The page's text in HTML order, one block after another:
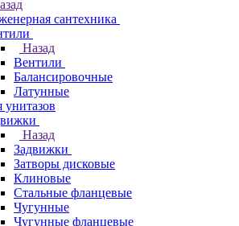
сантехника
Назад
Вентили
Балансировочные
Латунные
унитазов
Назад
Задвижки
Затворы дисковые
Клиновые
Стальные фланцевые
Чугунные
Чугунные фланцевые